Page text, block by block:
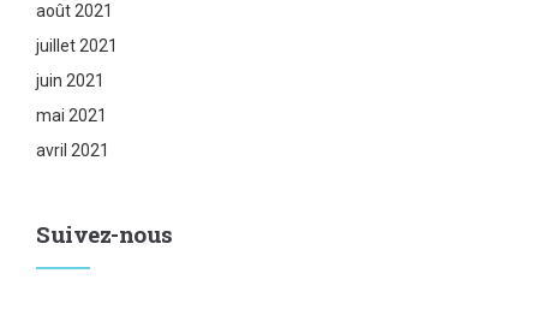
août 2021
juillet 2021
juin 2021
mai 2021
avril 2021
Suivez-nous